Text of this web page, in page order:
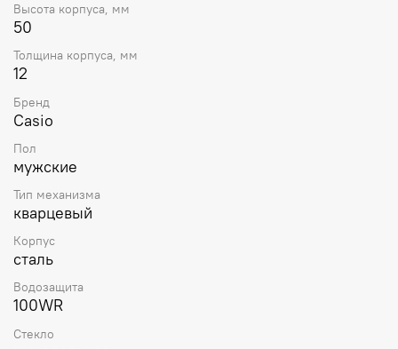
Высота корпуса, мм
50
Толщина корпуса, мм
12
Бренд
Casio
Пол
мужские
Тип механизма
кварцевый
Корпус
сталь
Водозащита
100WR
Стекло